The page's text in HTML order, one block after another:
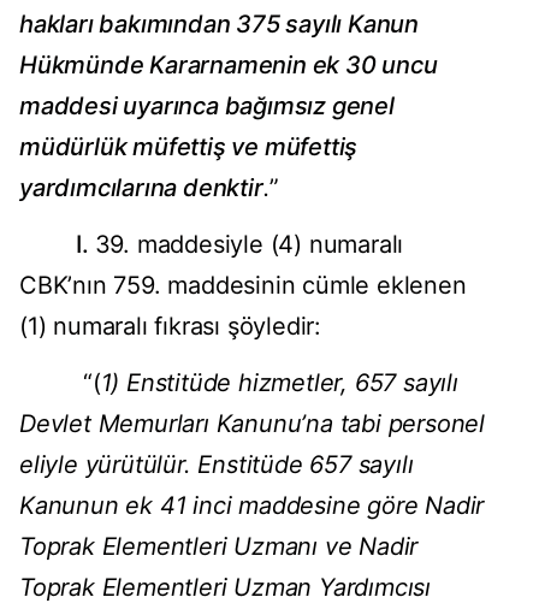
hakları bakımından 375 sayılı Kanun
Hükmünde Kararnamenin ek 30 uncu
maddesi uyarınca bağımsız genel
müdürlük müfettiş ve müfettiş
yardımcılarına denktir.”
I. 39. maddesiyle (4) numaralı
CBK’nın 759. maddesinin cümle eklenen
(1) numaralı fıkrası şöyledir:
“(1) Enstitüde hizmetler, 657 sayılı
Devlet Memurları Kanunu’na tabi personel
eliyle yürütülür. Enstitüde 657 sayılı
Kanunun ek 41 inci maddesine göre Nadir
Toprak Elementleri Uzmanı ve Nadir
Toprak Elementleri Uzman Yardımcısı